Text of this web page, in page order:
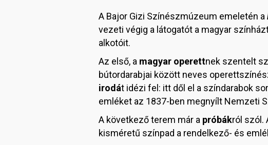
A Bajor Gizi Színészmúzeum emeletén a
vezeti végig a látogatót a magyar
alkotóit.
Az első, a magyar operettnek szentelt
bútordarabjai között neves
irodát idézi fel: itt dől el a színdarabok
emléket az 1837-ben megnyílt Nemzeti
A következő terem már a próbákról szól.
kisméretű színpad a rendelkező- és